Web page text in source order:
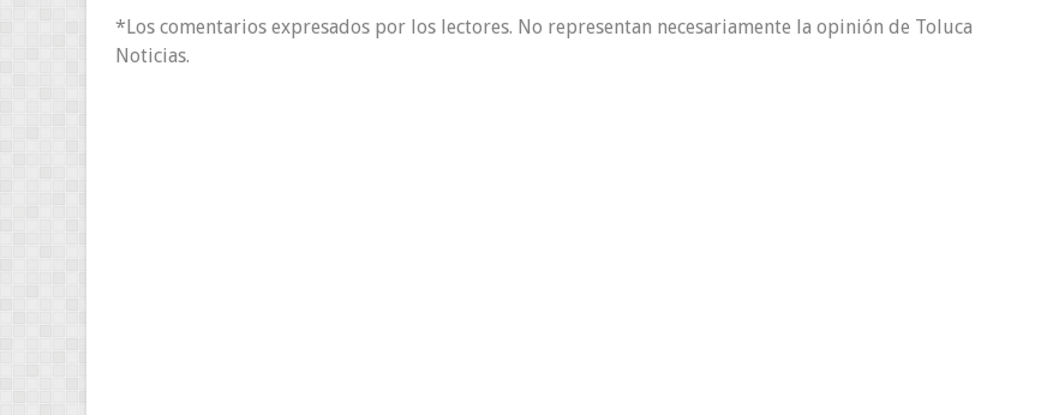
*Los comentarios expresados por los lectores. No representan necesariamente la opinión de Toluca
Noticias.